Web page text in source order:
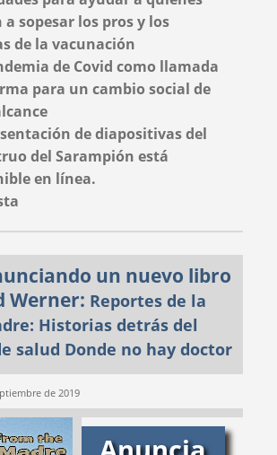
se decidió intentar
utilizando un marco web
nuevo, Hugo. Este es el
para explorar la historia de
Walk
and PROJIMO
Updates
2007 #57
PARTNERSHIPS FOR
EMPOWERMENT IN
THERAPY: David's
Keynote Address for
sopesar los pros y los
de la vacunación
de Covid como llamada
para un cambio social de
de diapositivas del
del Sarampión está
en línea.
un nuevo libro
Werner: Reportes de la
Historias detrás del
salud Donde no hay doctor
de 2019